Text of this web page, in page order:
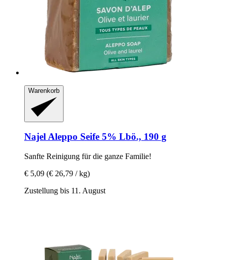
Warenkorb
NajelAleppo Seife 5% Lbö., 190 g
Sanfte Reinigung für die ganze Familie!
€ 5,09 (€ 26,79 / kg)
Zustellung bis 11. August